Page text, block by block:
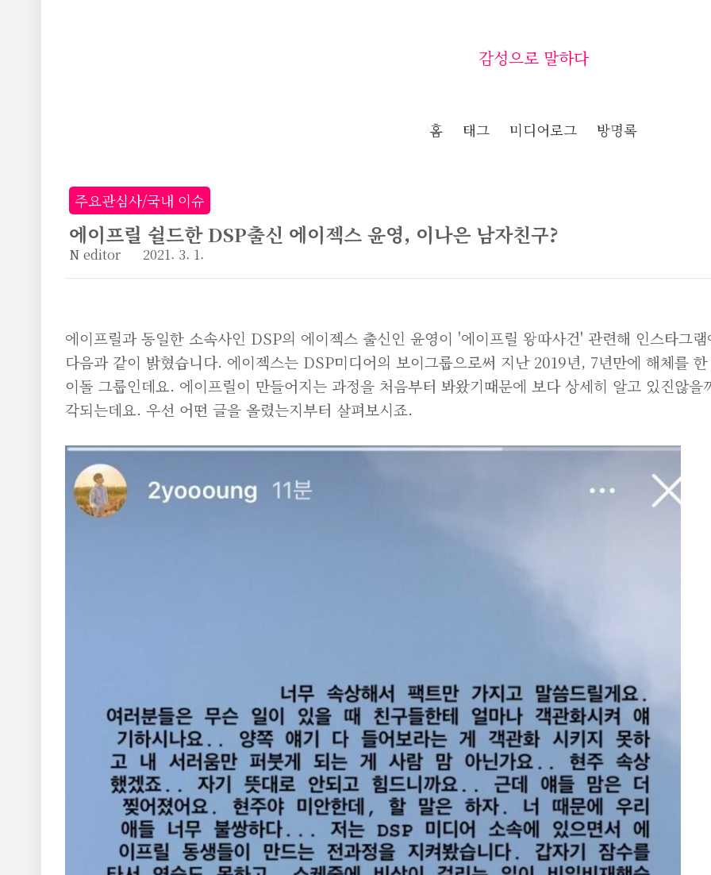
감성으로 말하다
홈 태그 미디어로그 방명록
주요관심사/국내 이슈
에이프릴 쉴드한 DSP출신 에이젝스 윤영, 이나은 남자친구?
N editor 2021. 3. 1.
에이프릴과 동일한 소속사인 DSP의 에이젝스 출신인 윤영이 '에이프릴 왕따사건' 관련해 인스타그램
다음과 같이 밝혔습니다. 에이젝스는 DSP미디어의 보이그룹으로써 지난 2019년, 7년만에 해체를
이돌 그룹인데요. 에이프릴이 만들어지는 과정을 처음부터 봐왔기때문에 보다 상세히 알고 있진않을
각되는데요. 우선 어떤 글을 올렸는지부터 살펴보시죠.